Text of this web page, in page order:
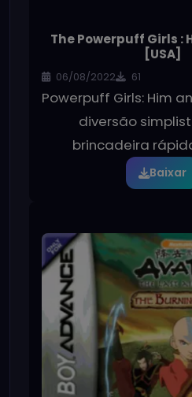
The Powerpuff Girls :
[USA]
06/08/2022 61
Powerpuff Girls: Him
diversão
brincadeira
Baixar